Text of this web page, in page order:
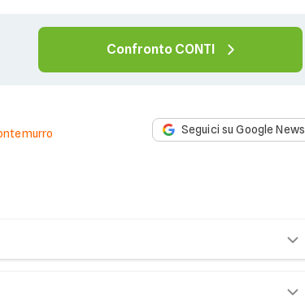
Confronto CONTI
Seguici su Google News